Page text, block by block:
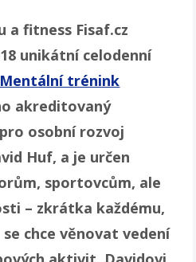
a fitness Fisaf.cz
unikátní celodenní
Mentální trénink
akreditovaný
osobní rozvoj
Huf, a je určen
sportovcům, ale
– zkrátka každému,
chce věnovat vedení